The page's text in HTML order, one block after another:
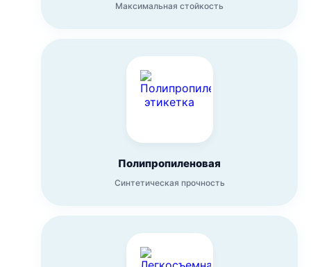
Максимальная стойкость
Полипропиленовая
Синтетическая прочность